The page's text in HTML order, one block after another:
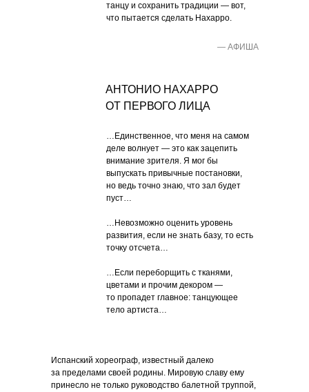
Испанский хореограф, известный далеко
за пределами своей родины. Мировую славу ему
принесло не только руководство балетной труппой,
…Единственное, что меня на самом
деле волнует — это как зацепить
внимание зрителя. Я мог бы
выпускать привычные постановки,
но ведь точно знаю, что зал будет
пуст…
…Невозможно оценить уровень
развития, если не знать базу, то есть
точку отсчета…
…Если переборщить с тканями,
цветами и прочим декором —
то пропадет главное: танцующее
тело артиста…
АНТОНИО НАХАРРО
ОТ ПЕРВОГО ЛИЦА
танцу и сохранить традиции — вот,
что пытается сделать Нахарро.
— АФИША